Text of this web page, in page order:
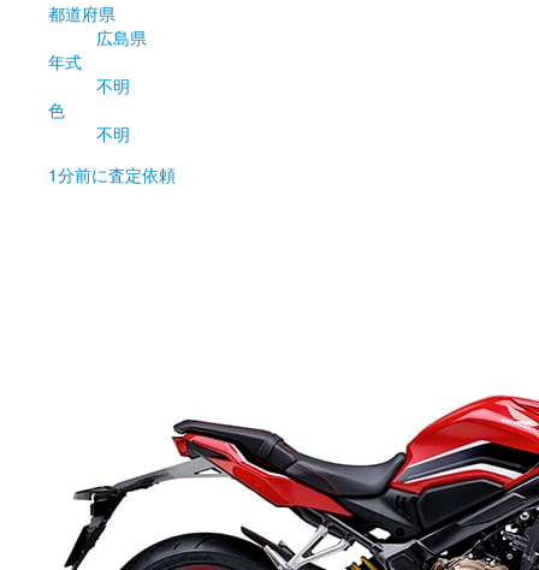
都道府県
広島県
年式
不明
色
不明
1分前に査定依頼